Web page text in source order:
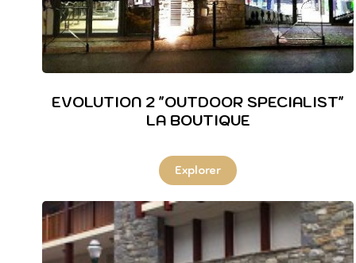
EVOLUTION 2 "OUTDOOR SPECIALIST"
LA BOUTIQUE